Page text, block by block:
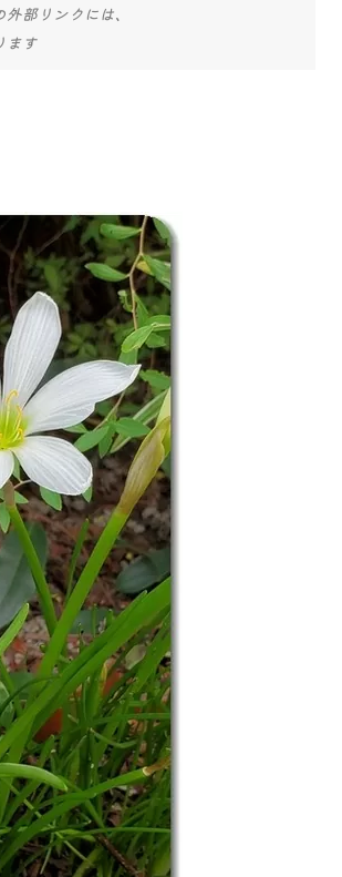
部リンクには、
ます